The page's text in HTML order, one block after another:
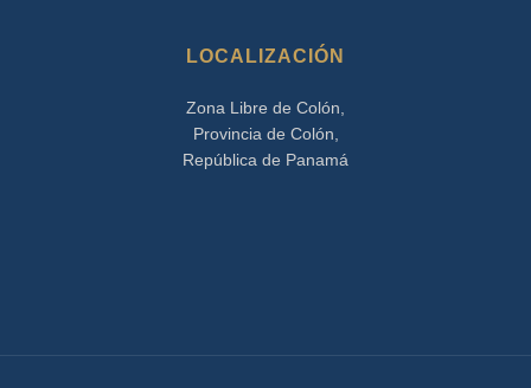
LOCALIZACIÓN
Zona Libre de Colón,
Provincia de Colón,
República de Panamá